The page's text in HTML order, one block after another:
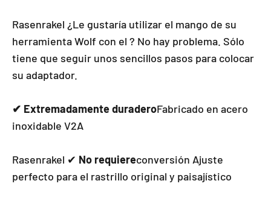
Rasenrakel ¿Le gustaría utilizar el mango de su
herramienta Wolf con el ? No hay problema. Sólo
tiene que seguir unos sencillos pasos para colocar
su adaptador.
✔ Extremadamente duraderoFabricado en acero
inoxidable V2A
Rasenrakel ✔ No requiereconversión Ajuste
perfecto para el rastrillo original y paisajístico